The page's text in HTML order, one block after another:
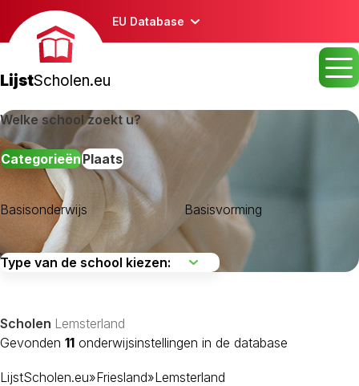
EU Database
LijstScholen.eu
Welke school zoekt u?
CategorieënPlaats
Basisonderwijs Basisvorming
Dantumadiel
Scholen Lemsterland
Gevonden 11 onderwijsinstellingen in de database
LijstScholen.eu»Friesland»Lemsterland